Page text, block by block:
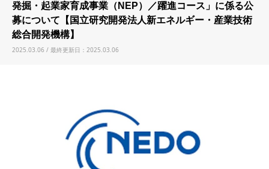
発掘・起業家育成事業（NEP）／躍進コース」に係る公
募について【国立研究開発法人新エネルギー・産業技術
総合開発機構】
2025.03.06 / 最終更新日：2025.03.06